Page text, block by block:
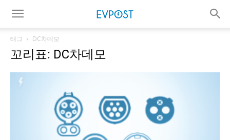
태그 DC차데모
꼬리표: DC차데모